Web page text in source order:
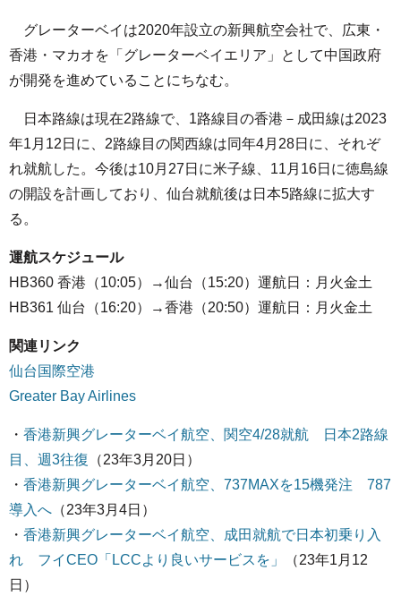
グレーターベイは2020年設立の新興航空会社で、広東・
香港・マカオを「グレーターベイエリア」として中国政府
が開発を進めていることにちなむ。
日本路線は現在2路線で、1路線目の香港－成田線は2023
年1月12日に、2路線目の関西線は同年4月28日に、それぞ
れ就航した。今後は10月27日に米子線、11月16日に徳島線
の開設を計画しており、仙台就航後は日本5路線に拡大す
る。
運航スケジュール
HB360 香港（10:05）→仙台（15:20）運航日：月火金土
HB361 仙台（16:20）→香港（20:50）運航日：月火金土
関連リンク
仙台国際空港
Greater Bay Airlines
・ 香港新興グレーターベイ航空、関空4/28就航 日本2路線
目、週3往復 （23年3月20日）
・ 香港新興グレーターベイ航空、737MAXを15機発注 787
導入へ （23年3月4日）
・ 香港新興グレーターベイ航空、成田就航で日本初乗り入
れ フイCEO「LCCより良いサービスを」
（23年1月12
日）